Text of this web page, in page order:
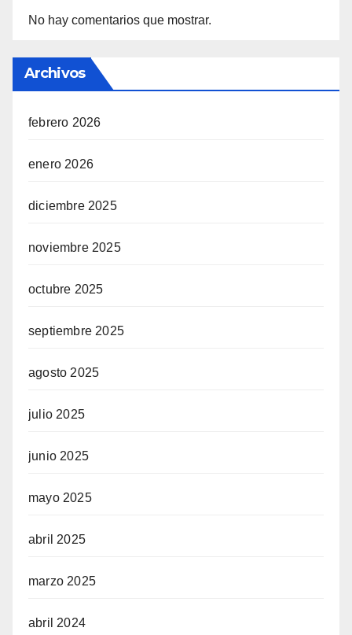
No hay comentarios que mostrar.
Archivos
febrero 2026
enero 2026
diciembre 2025
noviembre 2025
octubre 2025
septiembre 2025
agosto 2025
julio 2025
junio 2025
mayo 2025
abril 2025
marzo 2025
abril 2024